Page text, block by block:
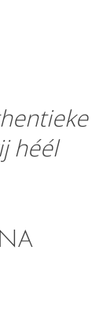
héél